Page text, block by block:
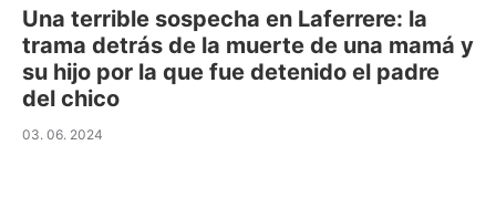
Una terrible sospecha en Laferrere: la
trama detrás de la muerte de una mamá y
su hijo por la que fue detenido el padre
del chico
03. 06. 2024